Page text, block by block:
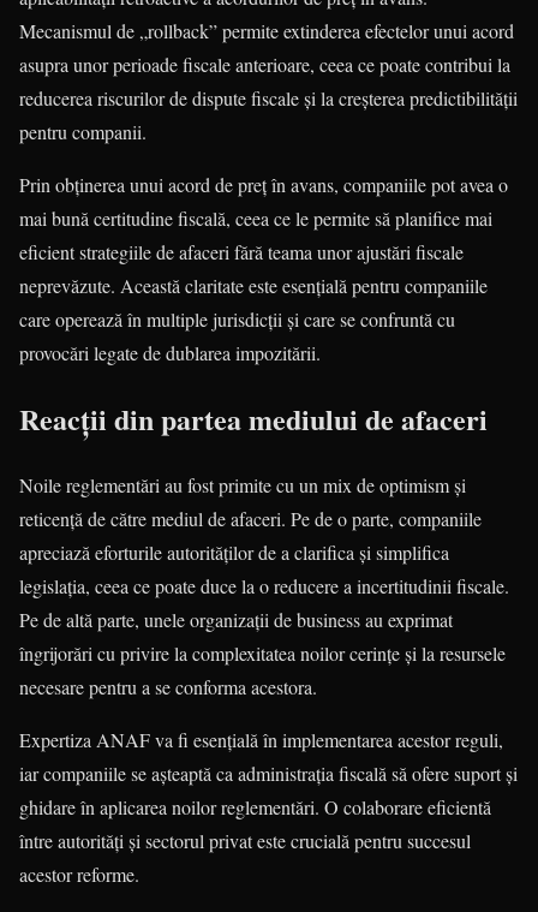
Mecanismul de „rollback” permite extinderea efectelor unui acord
asupra unor perioade fiscale anterioare, ceea ce poate contribui la
reducerea riscurilor de dispute fiscale și la creșterea predictibilității
pentru companii.
Prin obținerea unui acord de preț în avans, companiile pot avea o
mai bună certitudine fiscală, ceea ce le permite să planifice mai
eficient strategiile de afaceri fără teama unor ajustări fiscale
neprevăzute. Această claritate este esențială pentru companiile
care operează în multiple jurisdicții și care se confruntă cu
provocări legate de dublarea impozitării.
Reacții din partea mediului de afaceri
Noile reglementări au fost primite cu un mix de optimism și
reticență de către mediul de afaceri. Pe de o parte, companiile
apreciază eforturile autorităților de a clarifica și simplifica
legislația, ceea ce poate duce la o reducere a incertitudinii fiscale.
Pe de altă parte, unele organizații de business au exprimat
îngrijorări cu privire la complexitatea noilor cerințe și la resursele
necesare pentru a se conforma acestora.
Expertiza ANAF va fi esențială în implementarea acestor reguli,
iar companiile se așteaptă ca administrația fiscală să ofere suport și
ghidare în aplicarea noilor reglementări. O colaborare eficientă
între autorități și sectorul privat este crucială pentru succesul
acestor reforme.